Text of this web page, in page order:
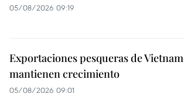
05/08/2026 09:19
Exportaciones pesqueras de Vietnam
mantienen crecimiento
05/08/2026 09:01